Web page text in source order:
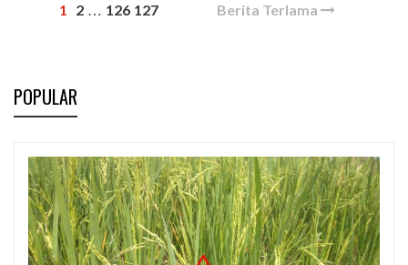
1 2 … 126 127 Berita Terlama
POPULAR